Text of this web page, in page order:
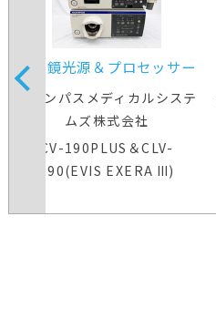
内視鏡光源＆プロセッサー
装置
オリンパスメディカルシステ
ムズ株式会社
CV-190PLUS＆CLV-
190(EVIS EXERA Ⅲ)